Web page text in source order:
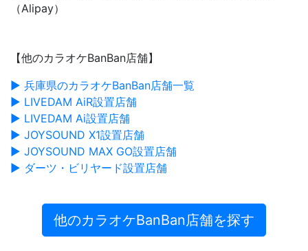
（Alipay）
【他のカラオケBanBan店舗】
▶ 兵庫県のカラオケBanBan店舗一覧
▶ LIVEDAM AiR設置店舗
▶ LIVEDAM Ai設置店舗
▶ JOYSOUND X1設置店舗
▶ JOYSOUND MAX GO設置店舗
▶ ダーツ・ビリヤード設置店舗
他のカラオケBanBan店舗を探す